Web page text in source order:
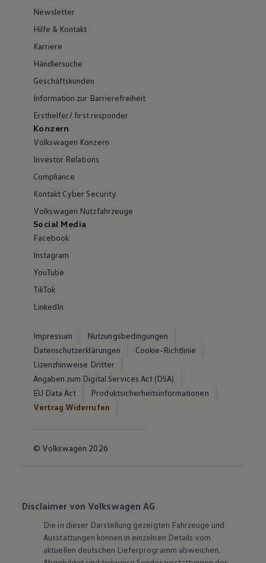
Newsletter
Hilfe & Kontakt
Karriere
Händlersuche
Geschäftskunden
Information zur Barrierefreiheit
Ersthelfer/ first responder
Konzern
Volkswagen Konzern
Investor Relations
Compliance
Kontakt Cyber Security
Volkswagen Nutzfahrzeuge
Social Media
Facebook
Instagram
YouTube
TikTok
LinkedIn
Impressum
Nutzungsbedingungen
Datenschutzerklärungen
Cookie-Richtlinie
Lizenzhinweise Dritter
Angaben zum Digital Services Act (DSA)
EU Data Act
Produktsicherheitsinformationen
Vertrag Widerrufen
© Volkswagen 2026
Disclaimer von Volkswagen AG
Die in dieser Darstellung gezeigten Fahrzeuge und
Ausstattungen können in einzelnen Details vom
aktuellen deutschen Lieferprogramm abweichen.